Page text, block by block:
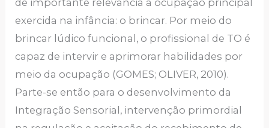
exercida na infância: o brincar. Por meio do
brincar lúdico funcional, o profissional de TO é
capaz de intervir e aprimorar habilidades por
meio da ocupação (GOMES; OLIVER, 2010).
Parte-se então para o desenvolvimento da
Integração Sensorial, intervenção primordial